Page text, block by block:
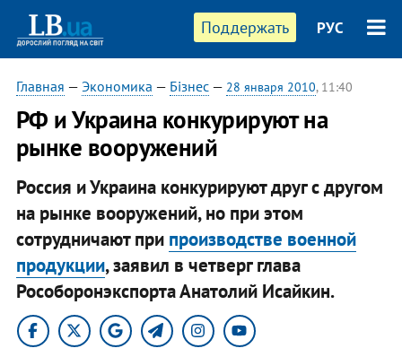
Поддержать РУС
Главная — Экономика — Бізнес— 28 января 2010, 11:40
РФ и Украина конкурируют на
рынке вооружений
Россия и Украина конкурируют друг с другом
на рынке вооружений, но при этом
сотрудничают при производстве военной
продукции, заявил в четверг глава
Рособоронэкспорта Анатолий Исайкин.